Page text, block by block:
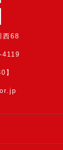
西68
4119
】